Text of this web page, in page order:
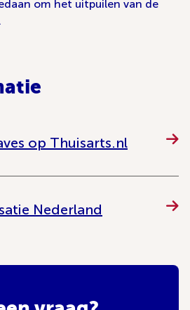
om het uitpuilen van de
op Thuisarts.nl
Nederland